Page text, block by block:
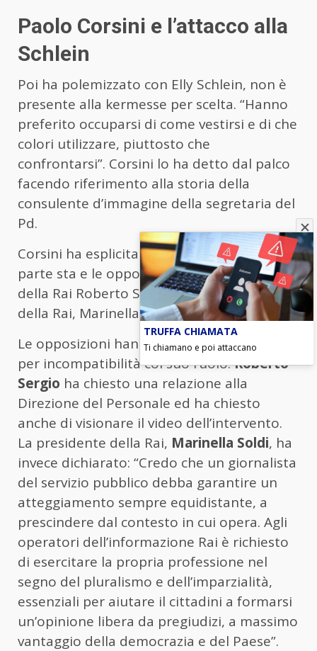
Paolo Corsini e l’attacco alla
Schlein
Poi ha polemizzato con Elly Schlein, non è
presente alla kermesse per scelta. “Hanno
preferito occuparsi di come vestirsi e di che
colori utilizzare, piuttosto che
confrontarsi”. Corsini lo ha detto dal palco
facendo riferimento alla storia della
consulente d’immagine della segretaria del
Pd.
Corsini ha esplicitamente dichiarato da che
parte sta e le opposizioni, così come l’Ad
della Rai Roberto Sergio e la presidente
della Rai, Marinella Soldi, non ci stanno.
Le opposizioni hanno chiesto le dimissioni
per incompatibilità col suo ruolo.Roberto
Sergio ha chiesto una relazione alla
Direzione del Personale ed ha chiesto
anche di visionare il video dell’intervento.
La presidente della Rai, Marinella Soldi, ha
invece dichiarato: “Credo che un giornalista
del servizio pubblico debba garantire un
atteggiamento sempre equidistante, a
prescindere dal contesto in cui opera. Agli
operatori dell’informazione Rai è richiesto
di esercitare la propria professione nel
segno del pluralismo e dell’imparzialità,
essenziali per aiutare il cittadini a formarsi
un’opinione libera da pregiudizi, a massimo
vantaggio della democrazia e del Paese”.
TRUFFA CHIAMATA
Ti chiamano e poi attaccano